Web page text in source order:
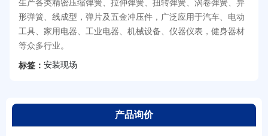
生产各类精密压缩弹簧、拉伸弹簧、扭转弹簧、涡卷弹簧、异
形弹簧、线成型，弹片及五金冲压件，广泛应用于汽车、电动
工具、家用电器、工业电器、机械设备、仪器仪表，健身器材
等众多行业。
标签： 安装现场
产品询价